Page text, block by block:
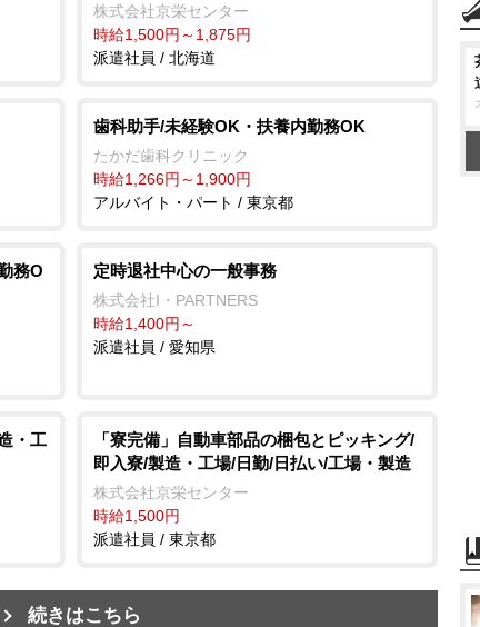
株式会社京栄センター
時給1,500円～1,875円
派遣社員 / 北海道
歯科助手/未経験OK・扶養内勤務OK
たかだ歯科クリニック
時給1,266円～1,900円
アルバイト・パート / 東京都
務O 定時退社中心の一般事務
株式会社I・PARTNERS
時給1,400円～
派遣社員 / 愛知県
・工
「寮完備」自動車部品の梱包とピッキング/
即入寮/製造・工場/日勤/日払い/工場・製造
株式会社京栄センター
時給1,500円
派遣社員 / 東京都
続きはこちら